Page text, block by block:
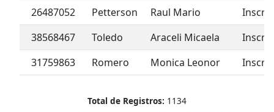
26487052
Petterson Raul Mario
38568467
Toledo Araceli Micaela
31759863
Romero Monica Leonor
Total de Registros: 1134